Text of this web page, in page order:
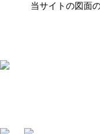
当サイトの図面